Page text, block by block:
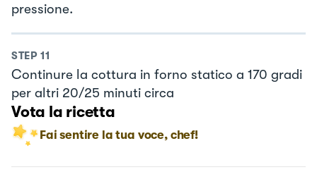
pressione.
STEP 11
Continure la cottura in forno statico a 170 gradi
per altri 20/25 minuti circa
Vota la ricetta
Fai sentire la tua voce, chef!